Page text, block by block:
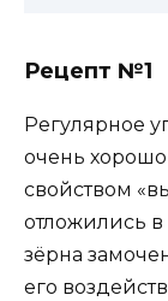
Рецепт №1
Регулярное
очень хорошо
свойством
отложились
зёрна
его